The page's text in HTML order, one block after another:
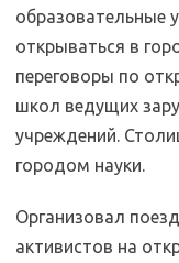
образовательные
открываться в
переговоры по
школ ведущих
учреждений.
городом науки.
Организовал
активистов на